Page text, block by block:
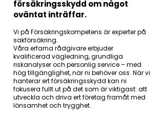
försäkringsskydd om något
oväntat inträffar.
Vi på Försäkringskompetens är experter på
sakförsäkring.
Våra erfarna rådgivare erbjuder
kvalificerad vägledning, grundliga
riskanalyser och personlig service – med
hög tillgänglighet, när ni behöver oss. När vi
hanterar ert försäkringsskydd kan ni
fokusera fullt ut på det som är viktigast: att
utveckla och driva ert företag framåt med
lönsamhet och trygghet.